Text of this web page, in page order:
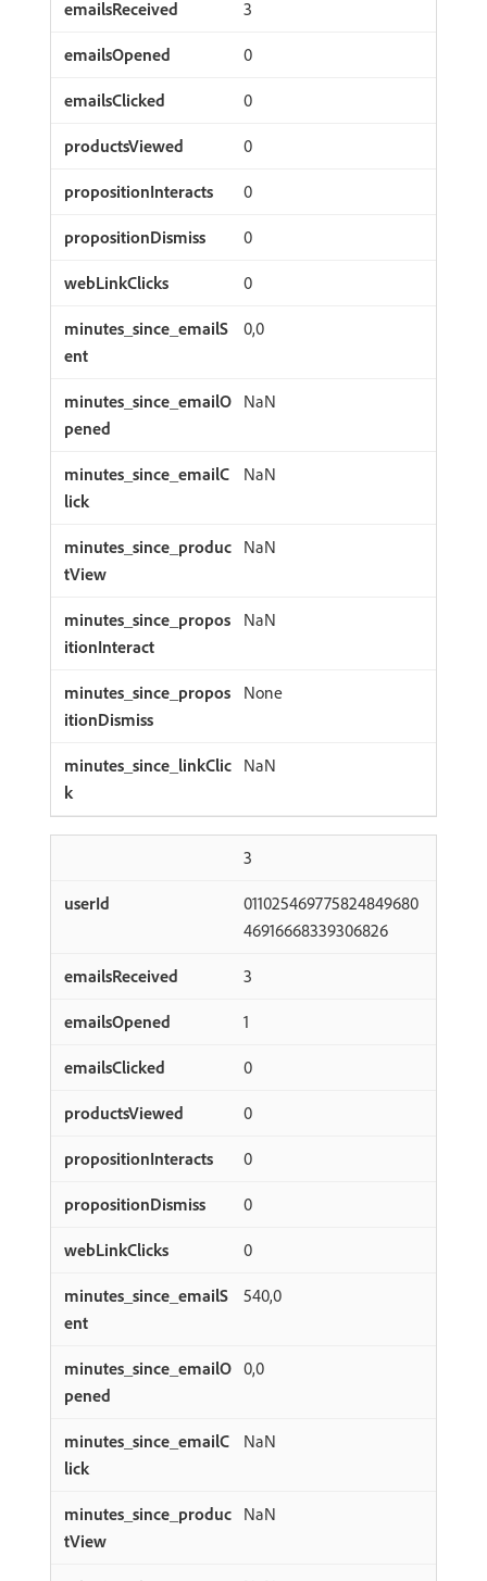
3
0
0
0
0
0
0
0,0
NaN
NaN
NaN
NaN
None
NaN
3
011025469775824849680
46916668339306826
3
1
0
0
0
0
0
540,0
0,0
NaN
NaN